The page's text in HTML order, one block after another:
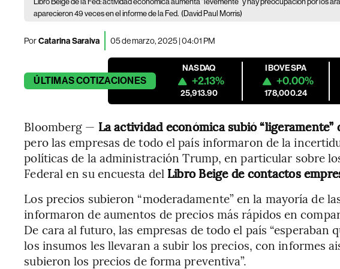
aparecieron 49 veces en el informe de la Fed. (David Paul Morris)
PorCatarina Saraiva 05 de marzo, 2025 | 04:01 PM
ÚLTIMASCOTIZACIONES
NASDAQ
+2.13%
25,913.90
IBOVESPA
+0.00%
178,000.24
Bloomberg — La actividad económica subió “ligeramente”
pero las empresas de todo el país informaron de la
políticas de la administración Trump, en particular sobre
Federal en su encuesta del Libro Beige de contactos
Los precios subieron “moderadamente” en la mayoría de
informaron de aumentos de precios más rápidos en
De cara al futuro, las empresas de todo el país “esperaban
los insumos les llevaran a subir los precios, con informes
subieron los precios de forma preventiva”.